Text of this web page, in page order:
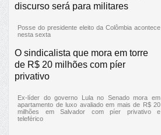
discurso será para militares
Posse do presidente eleito da Colômbia acontece
nesta sexta
O sindicalista que mora em torre
de R$ 20 milhões com píer
privativo
Ex-líder do governo Lula no Senado mora em
apartamento de luxo avaliado em mais de R$ 20
milhões em Salvador com píer privativo e
teleférico